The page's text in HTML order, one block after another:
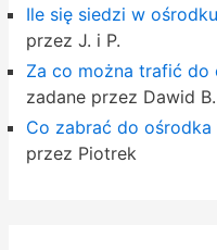
Ile się siedzi w
przez J. i P.
Za co można trafić do
zadane przez Dawid B.
Co zabrać do
przez Piotrek